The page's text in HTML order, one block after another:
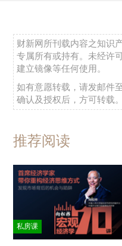
财新网所刊载内容之知识
专属所有或持有。未经许
建立镜像等任何使用。
如有意愿转载，请发邮件
确认及授权后，方可转载。
推荐阅读
私房课